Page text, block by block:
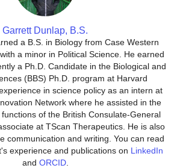
Garrett Dunlap, B.S.
a B.S. in Biology from Case Western
a minor in Political Science. He earned
a Ph.D. Candidate in the Biological and
(BBS) Ph.D. program at Harvard
in science policy as an intern at
Network where he assisted in the
of the British Consulate-General
at TScan Therapeutics. He is also
communication and writing. You can read
experience and publications on LinkedIn
and ORCID.